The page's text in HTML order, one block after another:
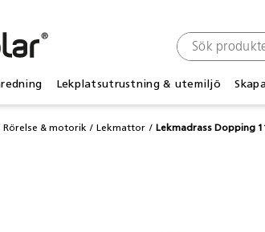
Lekplatsutrustning & utemiljö
Rörelse & motorik Lekmattor Lekmadrass Dopping